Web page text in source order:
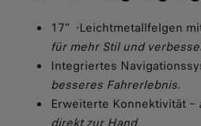
17″-Leichtmetallfelgen
für mehr Stil und
Integriertes
besseres Fahrerlebnis.
Erweiterte Konnektivität –